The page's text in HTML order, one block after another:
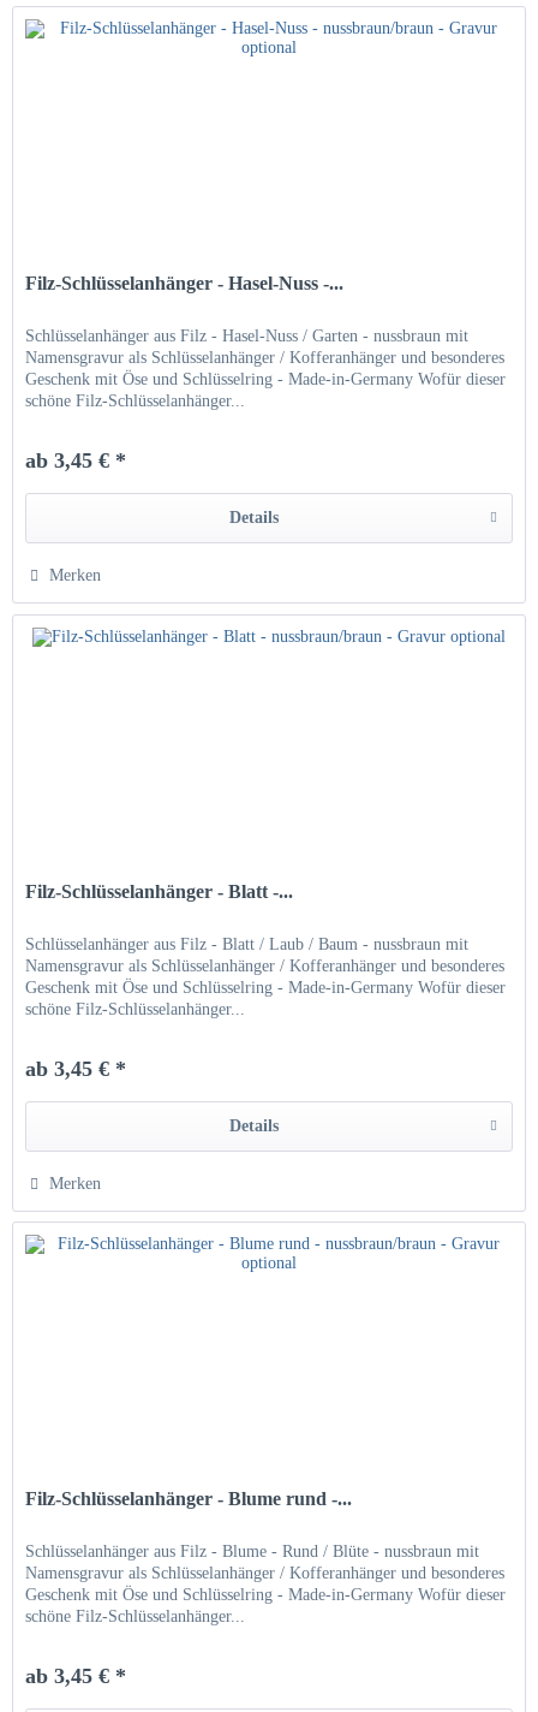
Filz-Schlüsselanhänger - Hasel-Nuss -...
Schlüsselanhänger aus Filz - Hasel-Nuss / Garten - nussbraun mit
Namensgravur als Schlüsselanhänger / Kofferanhänger und besonderes
Geschenk mit Öse und Schlüsselring - Made-in-Germany Wofür dieser
schöne Filz-Schlüsselanhänger...
ab 3,45 € *
Details
Merken
Filz-Schlüsselanhänger - Blatt -...
Schlüsselanhänger aus Filz - Blatt / Laub / Baum - nussbraun mit
Namensgravur als Schlüsselanhänger / Kofferanhänger und besonderes
Geschenk mit Öse und Schlüsselring - Made-in-Germany Wofür dieser
schöne Filz-Schlüsselanhänger...
ab 3,45 € *
Details
Merken
Filz-Schlüsselanhänger - Blume rund -...
Schlüsselanhänger aus Filz - Blume - Rund / Blüte - nussbraun mit
Namensgravur als Schlüsselanhänger / Kofferanhänger und besonderes
Geschenk mit Öse und Schlüsselring - Made-in-Germany Wofür dieser
schöne Filz-Schlüsselanhänger...
ab 3,45 € *